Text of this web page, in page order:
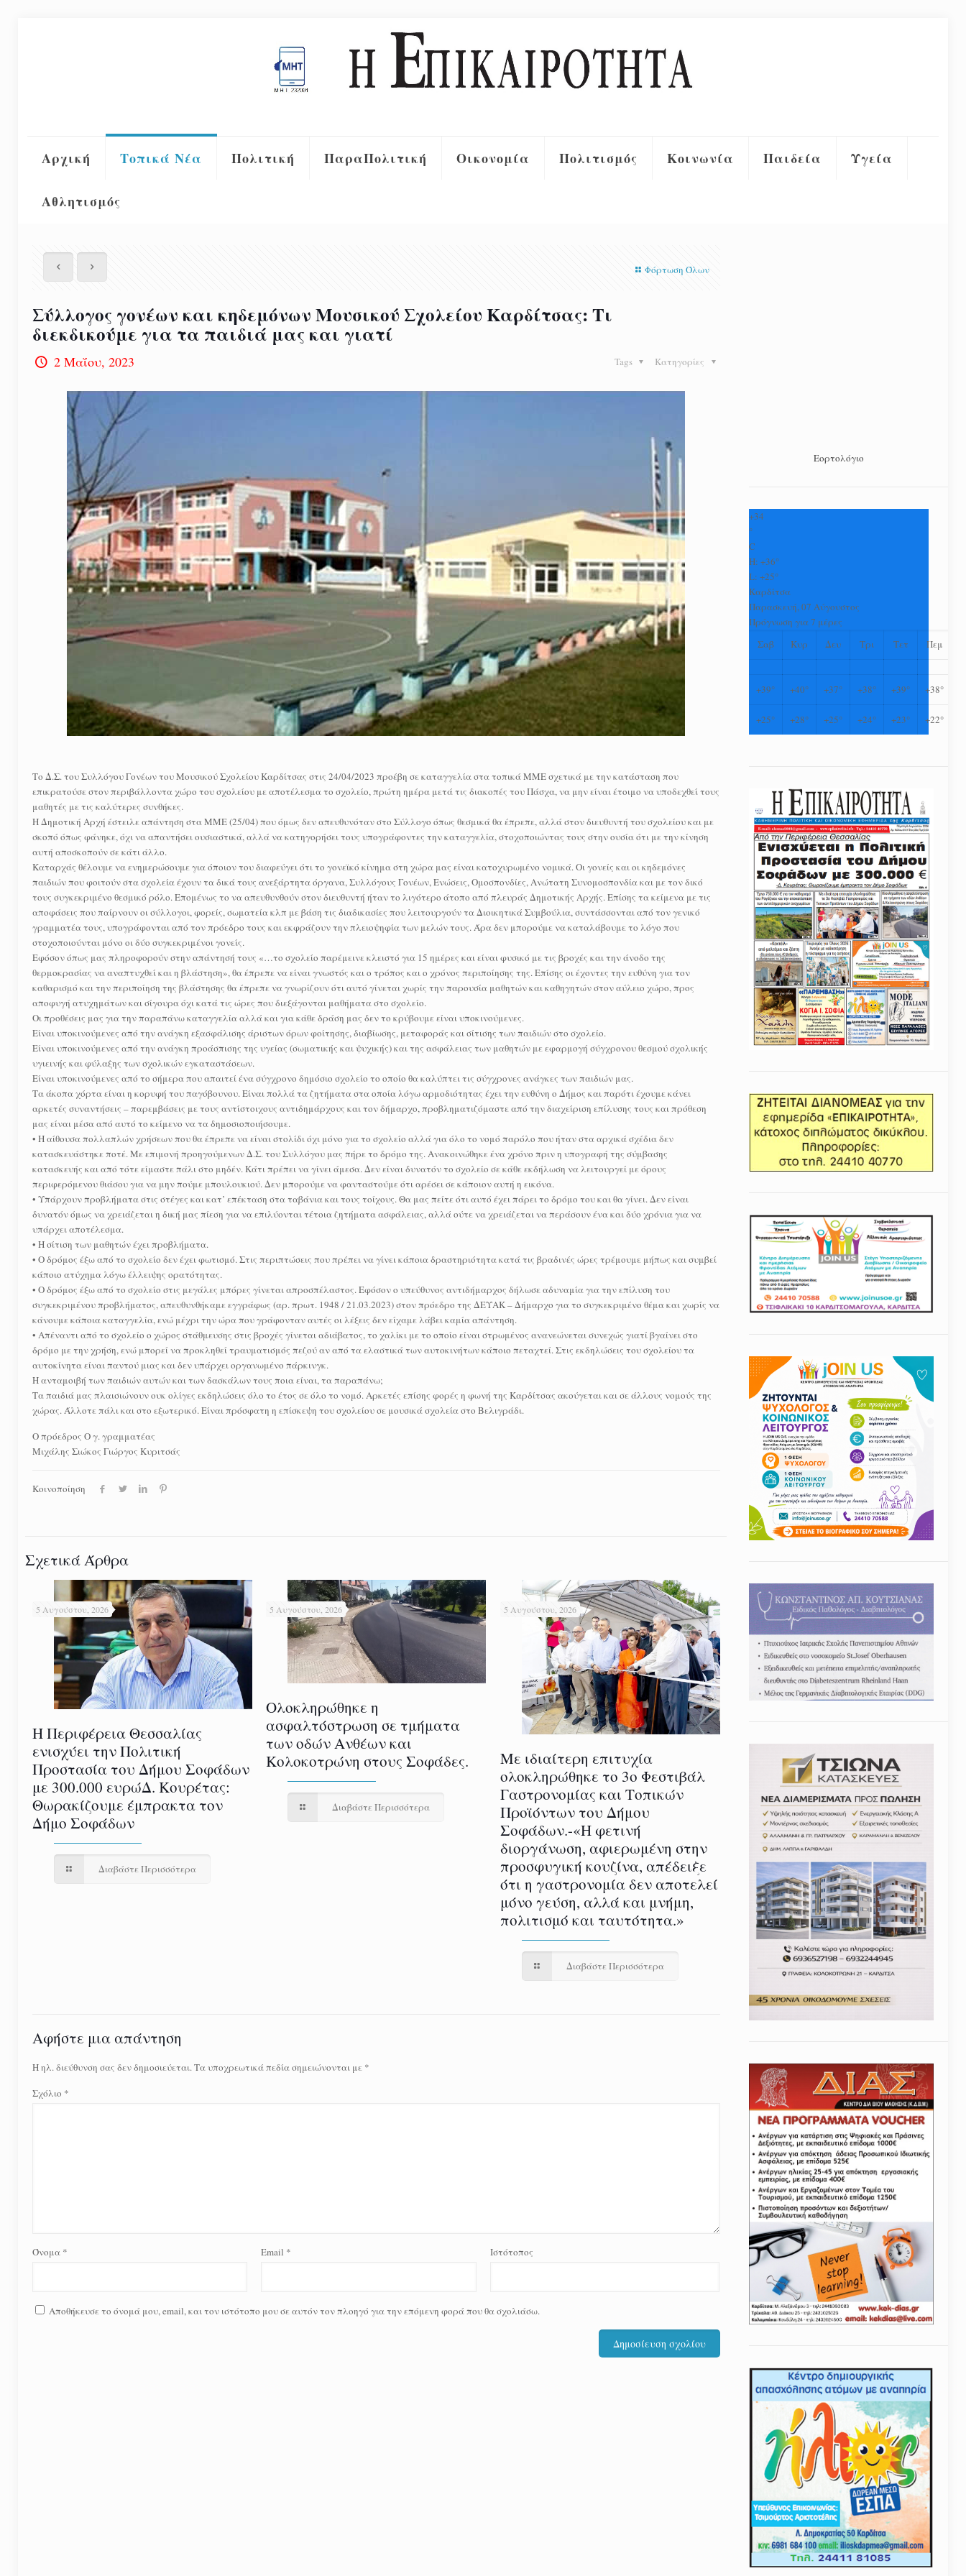
Αρχική Τοπικά Νέα Πολιτική ΠαραΠολιτική Οικονομία Πολιτισμός Κοινωνία Παιδεία Υγεία
Αθλητισμός
Φόρτωση Όλων
Σύλλογος γονέων και κηδεμόνων Μουσικού Σχολείου Καρδίτσας: Τι
διεκδικούμε για τα παιδιά μας και γιατί
2 Μαΐου, 2023 Κατηγορίες
Tags
Το Δ.Σ. του Συλλόγου Γονέων του Μουσικού Σχολείου Καρδίτσας στις 24/04/2023 προέβη σε καταγγελία στα τοπικά ΜΜΕ σχετικά με την κατάσταση που
επικρατούσε στον περιβάλλοντα χώρο του σχολείου με αποτέλεσμα το σχολείο, πρώτη ημέρα μετά τις διακοπές του Πάσχα, να μην είναι έτοιμο να υποδεχθεί τους
μαθητές με τις καλύτερες συνθήκες.
Η Δημοτική Αρχή έστειλε απάντηση στα ΜΜΕ (25/04) που όμως δεν απευθυνόταν στο Σύλλογο όπως θεσμικά θα έπρεπε, αλλά στον διευθυντή του σχολείου και με
σκοπό όπως φάνηκε, όχι να απαντήσει ουσιαστικά, αλλά να κατηγορήσει τους υπογράφοντες την καταγγελία, στοχοποιώντας τους στην ουσία ότι με την κίνηση
αυτή αποσκοπούν σε κάτι άλλο.
Καταρχάς θέλουμε να ενημερώσουμε για όποιον του διαφεύγει ότι το γονεϊκό κίνημα στη χώρα μας είναι κατοχυρωμένο νομικά. Οι γονείς και οι κηδεμόνες
παιδιών που φοιτούν στα σχολεία έχουν τα δικά τους ανεξάρτητα όργανα, Συλλόγους Γονέων, Ενώσεις, Ομοσπονδίες, Ανώτατη Συνομοσπονδία και με τον δικό
τους συγκεκριμένο θεσμικό ρόλο. Επομένως το να απευθυνθούν στον διευθυντή ήταν το λιγότερο άτοπο από πλευράς Δημοτικής Αρχής. Επίσης τα κείμενα με τις
αποφάσεις που παίρνουν οι σύλλογοι, φορείς, σωματεία κλπ με βάση τις διαδικασίες που λειτουργούν τα Διοικητικά Συμβούλια, συντάσσονται από τον γενικό
γραμματέα τους, υπογράφονται από τον πρόεδρο τους και εκφράζουν την πλειοψηφία των μελών τους. Άρα δεν μπορούμε να καταλάβουμε το λόγο που
στοχοποιούνται μόνο οι δύο συγκεκριμένοι γονείς.
Εφόσον όπως μας πληροφορούν στην απάντησή τους «…το σχολείο παρέμεινε κλειστό για 15 ημέρες και είναι φυσικό με τις βροχές και την άνοδο της
θερμοκρασίας να αναπτυχθεί και η βλάστηση», θα έπρεπε να είναι γνωστός και ο τρόπος και ο χρόνος περιποίησης της. Επίσης οι έχοντες την ευθύνη για τον
καθαρισμό και την περιποίηση της βλάστησης θα έπρεπε να γνωρίζουν ότι αυτό γίνεται χωρίς την παρουσία μαθητών και καθηγητών στον αύλειο χώρο, προς
αποφυγή ατυχημάτων και σίγουρα όχι κατά τις ώρες που διεξάγονται μαθήματα στο σχολείο.
Οι προθέσεις μας για την παραπάνω καταγγελία αλλά και για κάθε δράση μας δεν το κρύβουμε είναι υποκινούμενες.
Είναι υποκινούμενες από την ανάγκη εξασφάλισης άριστων όρων φοίτησης, διαβίωσης, μεταφοράς και σίτισης των παιδιών στο σχολείο.
Είναι υποκινούμενες από την ανάγκη προάσπισης της υγείας (σωματικής και ψυχικής) και της ασφάλειας των μαθητών με εφαρμογή σύγχρονου θεσμού σχολικής
υγιεινής και φύλαξης των σχολικών εγκαταστάσεων.
Είναι υποκινούμενες από το σήμερα που απαιτεί ένα σύγχρονο δημόσιο σχολείο το οποίο θα καλύπτει τις σύγχρονες ανάγκες των παιδιών μας.
Τα άκοπα χόρτα είναι η κορυφή του παγόβουνου. Είναι πολλά τα ζητήματα στα οποία λόγω αρμοδιότητας έχει την ευθύνη ο Δήμος και παρότι έχουμε κάνει
αρκετές συναντήσεις – παρεμβάσεις με τους αντίστοιχους αντιδημάρχους και τον δήμαρχο, προβληματιζόμαστε από την διαχείριση επίλυσης τους και πρόθεση
μας είναι μέσα από αυτό το κείμενο να τα δημοσιοποιήσουμε.
• Η αίθουσα πολλαπλών χρήσεων που θα έπρεπε να είναι στολίδι όχι μόνο για το σχολείο αλλά για όλο το νομό παρόλο που ήταν στα αρχικά σχέδια δεν
κατασκευάστηκε ποτέ. Με επιμονή προηγούμενων Δ.Σ. του Συλλόγου μας πήρε το δρόμο της. Ανακοινώθηκε ένα χρόνο πριν η υπογραφή της σύμβασης
κατασκευής και από τότε είμαστε πάλι στο μηδέν. Κάτι πρέπει να γίνει άμεσα. Δεν είναι δυνατόν το σχολείο σε κάθε εκδήλωση να λειτουργεί με όρους
περιφερόμενου θιάσου για να μην πούμε μπουλουκιού. Δεν μπορούμε να φανταστούμε ότι αρέσει σε κάποιον αυτή η εικόνα.
• Υπάρχουν προβλήματα στις στέγες και κατ’ επέκταση στα ταβάνια και τους τοίχους. Θα μας πείτε ότι αυτό έχει πάρει το δρόμο του και θα γίνει. Δεν είναι
δυνατόν όμως να χρειάζεται η δική μας πίεση για να επιλύονται τέτοια ζητήματα ασφάλειας, αλλά ούτε να χρειάζεται να περάσουν ένα και δύο χρόνια για να
υπάρχει αποτέλεσμα.
• Η σίτιση των μαθητών έχει προβλήματα.
• Ο δρόμος έξω από το σχολείο δεν έχει φωτισμό. Στις περιπτώσεις που πρέπει να γίνει κάποια δραστηριότητα κατά τις βραδινές ώρες τρέμουμε μήπως και συμβεί
κάποιο ατύχημα λόγω έλλειψης ορατότητας.
• Ο δρόμος έξω από το σχολείο στις μεγάλες μπόρες γίνεται απροσπέλαστος. Εφόσον ο υπεύθυνος αντιδήμαρχος δήλωσε αδυναμία για την επίλυση του
συγκεκριμένου προβλήματος, απευθυνθήκαμε εγγράφως (αρ. πρωτ. 1948 / 21.03.2023) στον πρόεδρο της ΔΕΥΑΚ – Δήμαρχο για το συγκεκριμένο θέμα και χωρίς να
κάνουμε κάποια καταγγελία, ενώ μέχρι την ώρα που γράφονταν αυτές οι λέξεις δεν είχαμε λάβει καμία απάντηση.
• Απέναντι από το σχολείο ο χώρος στάθμευσης στις βροχές γίνεται αδιάβατος, το χαλίκι με το οποίο είναι στρωμένος ανανεώνεται συνεχώς γιατί βγαίνει στο
δρόμο με την χρήση, ενώ μπορεί να προκληθεί τραυματισμός πεζού αν από τα ελαστικά των αυτοκινήτων κάποιο πεταχτεί. Στις εκδηλώσεις του σχολείου τα
αυτοκίνητα είναι παντού μιας και δεν υπάρχει οργανωμένο πάρκινγκ.
Η ανταμοιβή των παιδιών αυτών και των δασκάλων τους ποια είναι, τα παραπάνω;
Τα παιδιά μας πλαισιώνουν ουκ ολίγες εκδηλώσεις όλο το έτος σε όλο το νομό. Αρκετές επίσης φορές η φωνή της Καρδίτσας ακούγεται και σε άλλους νομούς της
χώρας. Άλλοτε πάλι και στο εξωτερικό. Είναι πρόσφατη η επίσκεψη του σχολείου σε μουσικά σχολεία στο Βελιγράδι.
Ο πρόεδρος Ο γ. γραμματέας
Μιχάλης Σιώκος Γιώργος Κυριτσάς
Κοινοποίηση
Σχετικά Άρθρα
5 Αυγούστου, 2026
Η Περιφέρεια Θεσσαλίας
ενισχύει την Πολιτική
Προστασία του Δήμου Σοφάδων
με 300.000 ευρώΔ. Κουρέτας:
Θωρακίζουμε έμπρακτα τον
Δήμο Σοφάδων
Διαβάστε Περισσότερα
5 Αυγούστου, 2026
Ολοκληρώθηκε η
ασφαλτόστρωση σε τμήματα
των οδών Ανθέων και
Κολοκοτρώνη στους Σοφάδες.
Διαβάστε Περισσότερα
5 Αυγούστου, 2026
Με ιδιαίτερη επιτυχία
ολοκληρώθηκε το 3ο Φεστιβάλ
Γαστρονομίας και Τοπικών
Προϊόντων του Δήμου
Σοφάδων.-«Η φετινή
διοργάνωση, αφιερωμένη στην
προσφυγική κουζίνα, απέδειξε
ότι η γαστρονομία δεν αποτελεί
μόνο γεύση, αλλά και μνήμη,
πολιτισμό και ταυτότητα.»
Διαβάστε Περισσότερα
Αφήστε μια απάντηση
Η ηλ. διεύθυνση σας δεν δημοσιεύεται.Τα υποχρεωτικά πεδία σημειώνονται με *
Σχόλιο *
Όνομα * Email * Ιστότοπος
Αποθήκευσε το όνομά μου, email, και τον ιστότοπο μου σε αυτόν τον πλοηγό για την επόμενη φορά που θα σχολιάσω.
Εορτολόγιο
+34
°
C
H:+36°
L:+25°
Καρδίτσα
Παρασκευή, 07 Αύγουστος
Πρόγνωση για 7 μέρες
Σαβ
Κυρ Δευ Τρι Τετ Πεμ
+39° +40° +37° +38° +39° +38°
+25° +28° +25° +24° +23° +22°